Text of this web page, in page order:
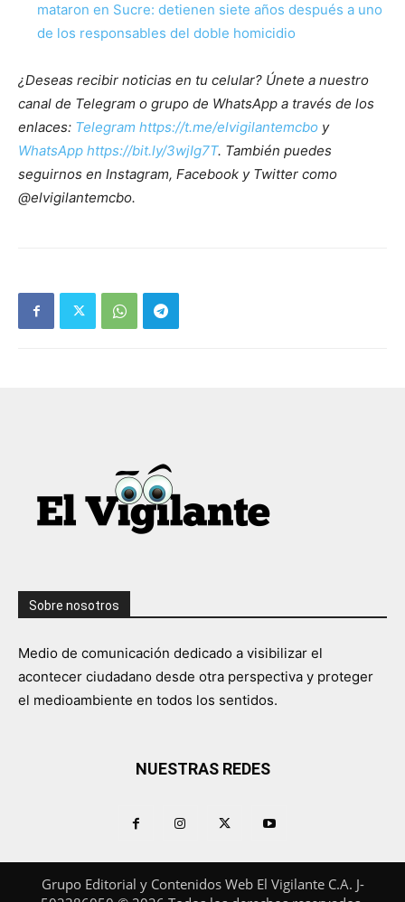
mataron en Sucre: detienen siete años después a uno
de los responsables del doble homicidio
¿Deseas recibir noticias en tu celular? Únete a nuestro
canal de Telegram o grupo de WhatsApp a través de los
enlaces: Telegram https://t.me/elvigilantemcbo y
WhatsApp https://bit.ly/3wjIg7T. También puedes
seguirnos en Instagram, Facebook y Twitter como
@elvigilantemcbo.
Sobre nosotros
Medio de comunicación dedicado a visibilizar el
acontecer ciudadano desde otra perspectiva y proteger
el medioambiente en todos los sentidos.
NUESTRAS REDES
Grupo Editorial y Contenidos Web El Vigilante C.A. J-